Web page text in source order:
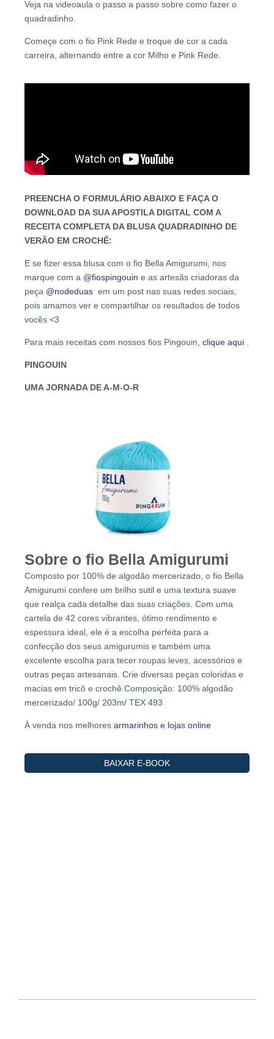
Veja na videoaula o passo a passo sobre como fazer o
quadradinho.
Começe com o fio Pink Rede e troque de cor a cada
carreira, alternando entre a cor Milho e Pink Rede.
PREENCHA O FORMULÁRIO ABAIXO E FAÇA O
DOWNLOAD DA SUA APOSTILA DIGITAL COM A
RECEITA COMPLETA DA BLUSA QUADRADINHO DE
VERÃO EM CROCHÊ:
E se fizer essa blusa com o fio Bella Amigurumi, nos
marque com a @fiospingouin e as artesãs criadoras da
peça @nodeduas em um post nas suas redes sociais,
pois amamos ver e compartilhar os resultados de todos
vocês <3
Para mais receitas com nossos fios Pingouin, clique aqui
PINGOUIN
UMA JORNADA DE A-M-O-R
Sobre o fio Bella Amigurumi
Composto por 100% de algodão mercerizado, o fio Bella
Amigurumi confere um brilho sutil e uma textura suave
que realça cada detalhe das suas criações. Com uma
cartela de 42 cores vibrantes, ótimo rendimento e
espessura ideal, ele é a escolha perfeita para a
confecção dos seus amigurumis e também uma
excelente escolha para tecer roupas leves, acessórios e
outras peças artesanais. Crie diversas peças coloridas e
macias em tricô e crochê.Composição: 100% algodão
mercerizado/ 100g/ 203m/ TEX 493
À venda nos melhores armarinhos e lojas online